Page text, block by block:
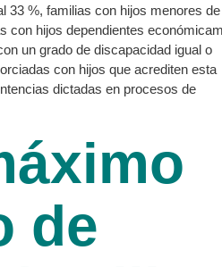
33 %, familias con hijos menores
con hijos dependientes
un grado de discapacidad igual o
con hijos que acrediten esta
dictadas en procesos de
de